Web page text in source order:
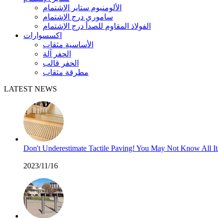
الألومنيوم ستاير الإشتمام
ساموري درج الإشتمام
الفولاذ المقاوم للصدأ درج الإشتمام
اكسسوارات
الأساسية مثقاب
الحفر آلة
الحفر قالب
مطرقة مثقاب
LATEST NEWS
Don't Underestimate Tactile Paving! You May Not Know All
2023/11/16